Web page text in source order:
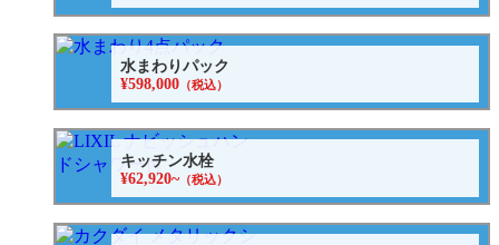
水まわりパック
¥598,000 （税込）
キッチン水栓
¥62,920~（税込）